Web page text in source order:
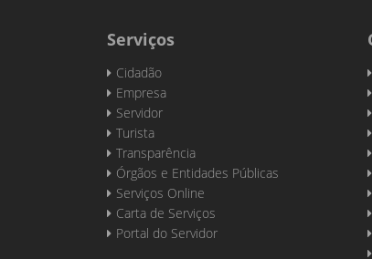
Serviços
Cidadão
Empresa
Servidor
Turista
Transparência
Órgãos e Entidades Públicas
Serviços Online
Carta de Serviços
Portal do Servidor